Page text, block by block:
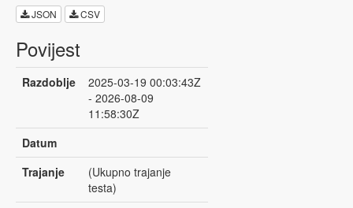
JSON CSV
Povijest
Razdoblje
2025-03-19 00:03:43Z
- 2026-08-09
11:58:30Z
Datum
Trajanje
(Ukupno trajanje
testa)